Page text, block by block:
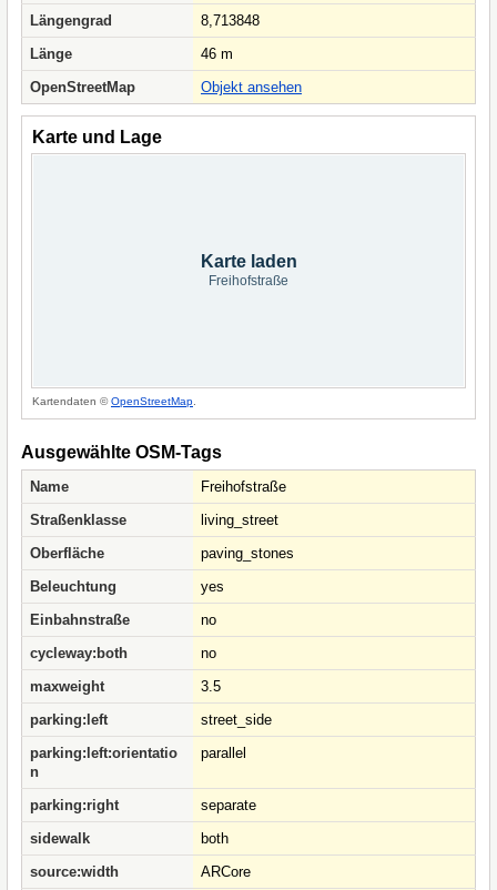
Längengrad
8,713848
Länge
46 m
OpenStreetMap
Objekt ansehen
Karte und Lage
Karte laden
Freihofstraße
Kartendaten ©OpenStreetMap
Ausgewählte OSM-Tags
Name
Freihofstraße
Straßenklasse
living_street
Oberfläche
paving_stones
Beleuchtung
yes
Einbahnstraße
no
cycleway:both
no
maxweight
3.5
parking:left
street_side
parking:left:orientatio
n
parallel
parking:right
separate
sidewalk
both
source:width
ARCore